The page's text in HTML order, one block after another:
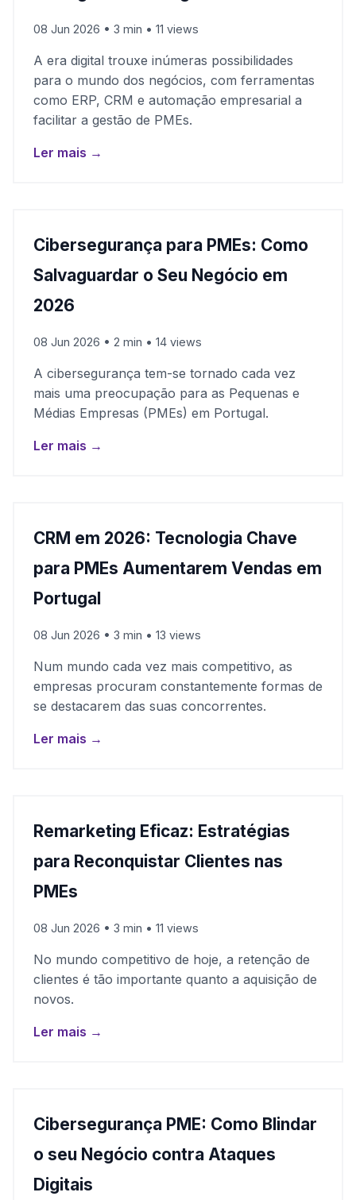
08 Jun 2026 • 3 min • 11 views
A era digital trouxe inúmeras possibilidades
para o mundo dos negócios, com ferramentas
como ERP, CRM e automação empresarial a
facilitar a gestão de PMEs.
Ler mais →
Cibersegurança para PMEs: Como
Salvaguardar o Seu Negócio em
2026
08 Jun 2026 • 2 min • 14 views
A cibersegurança tem-se tornado cada vez
mais uma preocupação para as Pequenas e
Médias Empresas (PMEs) em Portugal.
Ler mais →
CRM em 2026: Tecnologia Chave
para PMEs Aumentarem Vendas em
Portugal
08 Jun 2026 • 3 min • 13 views
Num mundo cada vez mais competitivo, as
empresas procuram constantemente formas de
se destacarem das suas concorrentes.
Ler mais →
Remarketing Eficaz: Estratégias
para Reconquistar Clientes nas
PMEs
08 Jun 2026 • 3 min • 11 views
No mundo competitivo de hoje, a retenção de
clientes é tão importante quanto a aquisição de
novos.
Ler mais →
Cibersegurança PME: Como Blindar
o seu Negócio contra Ataques
Digitais